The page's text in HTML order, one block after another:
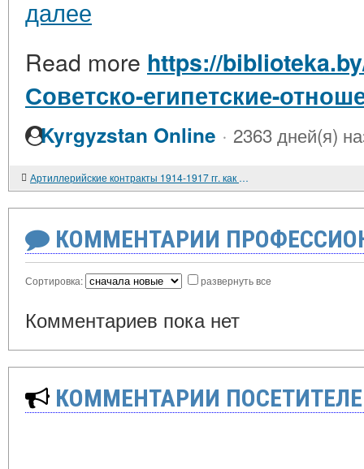
далее
Read more https://
Советско-египетские-
Kyrgyzstan Online · 2363 дней(я)
Артиллерийские контракты 1914-1917 гг. как исторический источник
КОММЕНТАРИИ
Сортировка: развернуть все
Комментариев пока нет
КОММЕНТАРИИ